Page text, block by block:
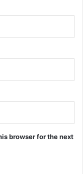
browser for the next